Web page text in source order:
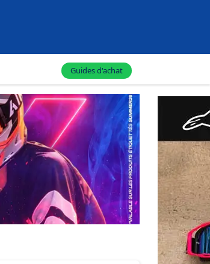
Guides d'achat